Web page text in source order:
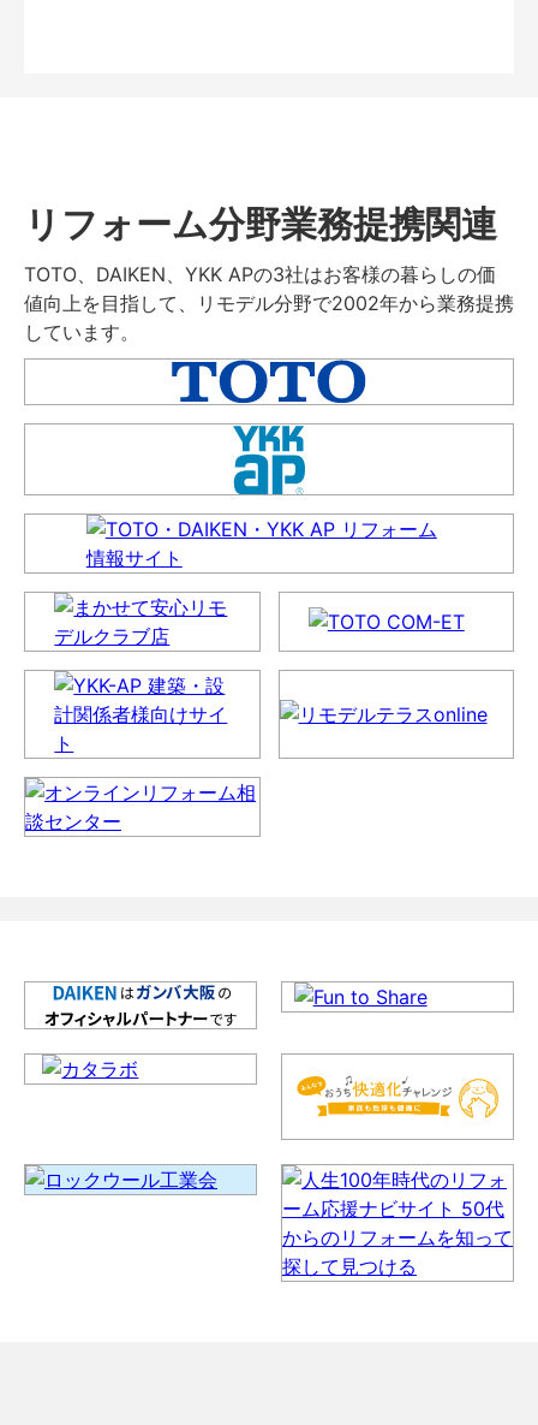
リフォーム分野業務提携関連
TOTO、DAIKEN、YKK APの3社はお客様の暮らしの価
値向上を目指して、リモデル分野で2002年から業務提携
しています。